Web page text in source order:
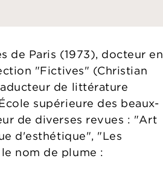
de Paris (1973), docteur en
"Fictives" (Christian
de littérature
supérieure des beaux-
de diverses revues : "Art
d'esthétique", "Les
nom de plume :